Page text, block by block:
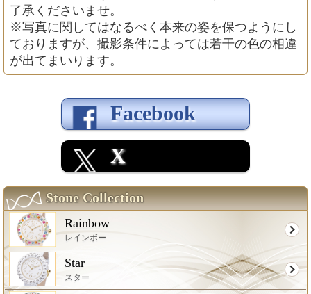
了承くださいませ。
※写真に関してはなるべく本来の姿を保つようにし
ておりますが、撮影条件によっては若干の色の相違
が出てまいります。
Facebook
X
Stone Collection
Rainbow
レインボー
Star
スター